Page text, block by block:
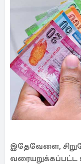
இதேவேளை,
வரையறுக்கப்பட்ட